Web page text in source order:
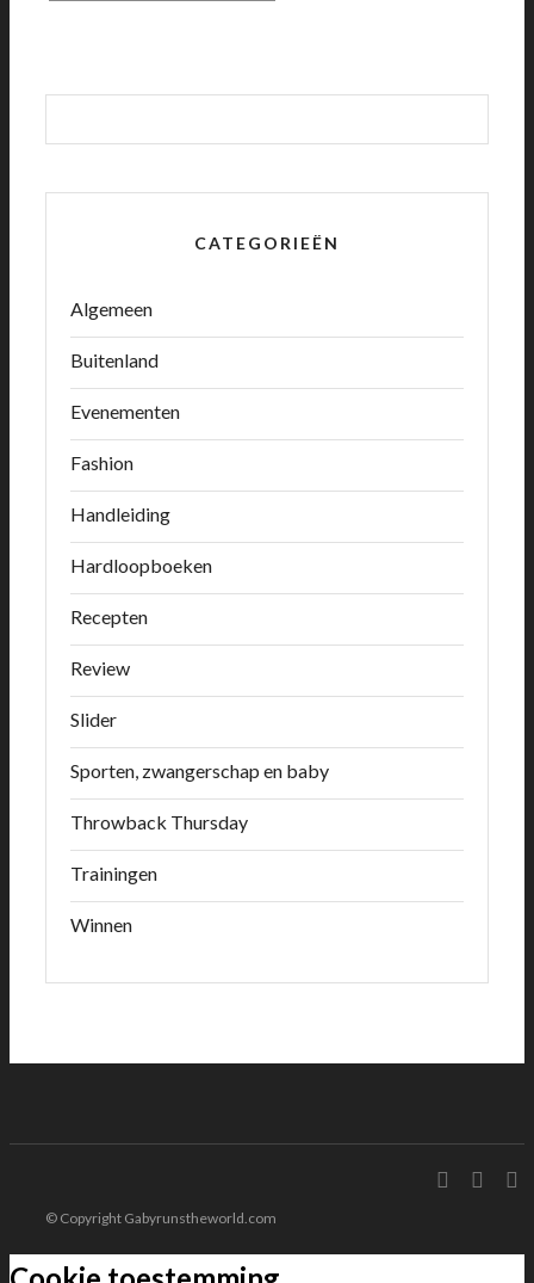
CATEGORIEËN
Algemeen
Buitenland
Evenementen
Fashion
Handleiding
Hardloopboeken
Recepten
Review
Slider
Sporten, zwangerschap en baby
Throwback Thursday
Trainingen
Winnen
© Copyright Gabyrunstheworld.com